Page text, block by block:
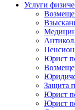
Услуги
Юрист
Защита
Юрист
Юрист